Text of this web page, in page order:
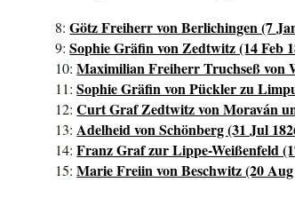
8:Götz Freiherr von Berlichingen (7
9:Sophie Gräfin von Zedtwitz (14 Feb
10:Maximilian Freiherr Truchseß von
11:Sophie Gräfin von Pückler zu
12:Curt Graf Zedtwitz von Moraván
13:Adelheid von Schönberg (31 Jul
14:Franz Graf zur Lippe-Weißenfeld
15:Marie Freiin von Beschwitz (20